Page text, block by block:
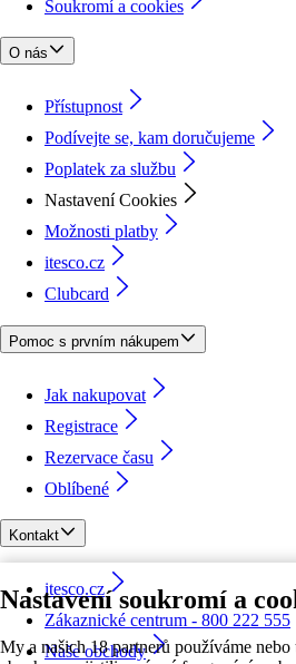
Nastavení soukromí a
My a našich 18 partnerů používáme
Soukromí a cookies
O nás
Přístupnost
Podívejte se, kam doručujeme
Poplatek za službu
Nastavení Cookies
Možnosti platby
itesco.cz
Clubcard
Pomoc s prvním nákupem
Jak nakupovat
Registrace
Rezervace času
Oblíbené
Kontakt
itesco.cz
Zákaznické centrum - 800 222 555
Naše obchody